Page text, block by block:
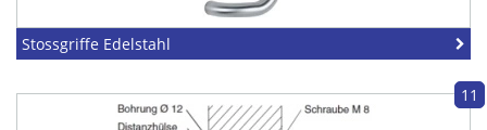
Stossgriffe Edelstahl
11